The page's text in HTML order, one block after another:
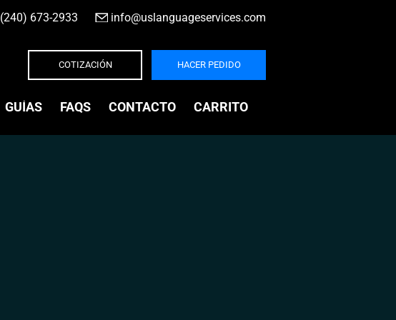
(240) 673-2933 info@uslanguageservices.com
COTIZACIÓN HACER PEDIDO
GUÍAS FAQS CONTACTO CARRITO